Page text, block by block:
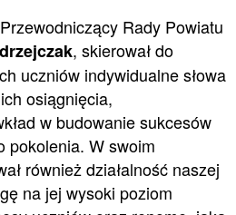
Rady Powiatu
, skierował do
uczniów indywidualne słowa
osiągnięcia,
w budowanie sukcesów
pokolenia. W swoim
również działalność naszej
na jej wysoki poziom